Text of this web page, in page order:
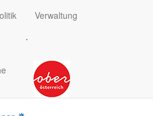
Verwaltung
.